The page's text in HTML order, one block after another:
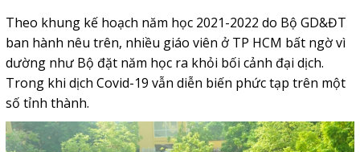
Theo khung kế hoạch năm học 2021-2022 do Bộ GD&ĐT
ban hành nêu trên, nhiều giáo viên ở TP HCM bất ngờ vì
dường như Bộ đặt năm học ra khỏi bối cảnh đại dịch.
Trong khi dịch Covid-19 vẫn diễn biến phức tạp trên một
số tỉnh thành.